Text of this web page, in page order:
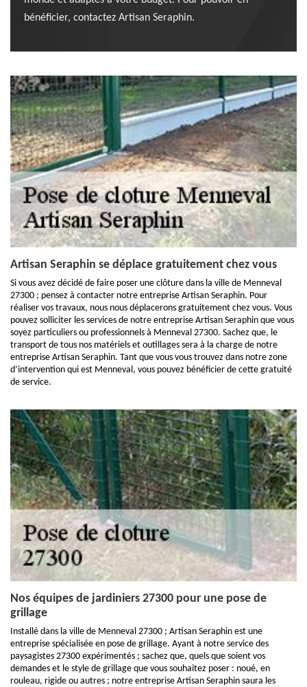
bénéficier, contactez Artisan Seraphin.
Artisan Seraphin se déplace gratuitement chez vous
Si vous avez décidé de faire poser une clôture dans la ville de Menneval
27300 ; pensez à contacter notre entreprise Artisan Seraphin. Pour
réaliser vos travaux, nous nous déplacerons gratuitement chez vous. Vous
pouvez solliciter les services de notre entreprise Artisan Seraphin que vous
soyez particuliers ou professionnels à Menneval 27300. Sachez que, le
transport de tous nos matériels et outillages sera à la charge de notre
entreprise Artisan Seraphin. Tant que vous vous trouvez dans notre zone
d’intervention qui est Menneval, vous pouvez bénéficier de cette gratuité
de service.
Nos équipes de jardiniers 27300 pour une pose de
grillage
Installé dans la ville de Menneval 27300 ; Artisan Seraphin est une
entreprise spécialisée en pose de grillage. Ayant à notre service des
paysagistes 27300 expérimentés ; sachez que, quels que soient vos
demandes et le style de grillage que vous souhaitez poser : noué, en
rouleau, rigide ou autres ; notre entreprise Artisan Seraphin saura les